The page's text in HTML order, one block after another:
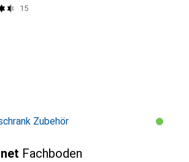
15
Zubehör
Fachboden